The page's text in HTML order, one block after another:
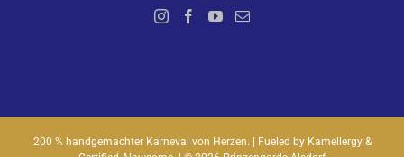
200 % handgemachter Karneval von Herzen. | Fueled by Kamellergy &